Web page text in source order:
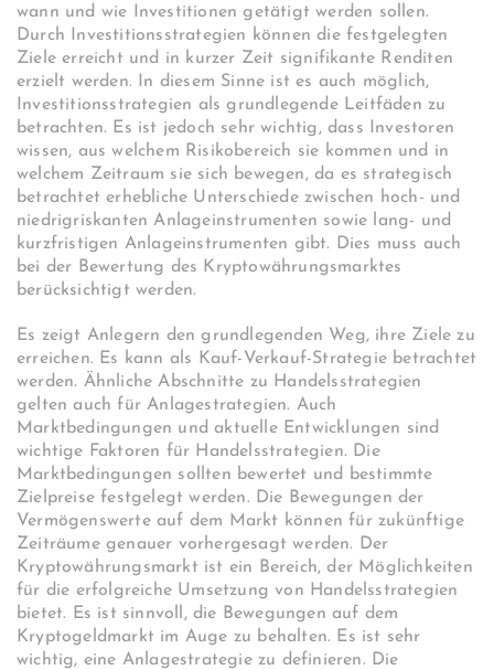
wann und wie Investitionen getätigt werden sollen.
Durch Investitionsstrategien können die festgelegten
Ziele erreicht und in kurzer Zeit signifikante Renditen
erzielt werden. In diesem Sinne ist es auch möglich,
Investitionsstrategien als grundlegende Leitfäden zu
betrachten. Es ist jedoch sehr wichtig, dass Investoren
wissen, aus welchem Risikobereich sie kommen und in
welchem Zeitraum sie sich bewegen, da es strategisch
betrachtet erhebliche Unterschiede zwischen hoch- und
niedrigriskanten Anlageinstrumenten sowie lang- und
kurzfristigen Anlageinstrumenten gibt. Dies muss auch
bei der Bewertung des Kryptowährungsmarktes
berücksichtigt werden.
Es zeigt Anlegern den grundlegenden Weg, ihre Ziele zu
erreichen. Es kann als Kauf-Verkauf-Strategie betrachtet
werden. Ähnliche Abschnitte zu Handelsstrategien
gelten auch für Anlagestrategien. Auch
Marktbedingungen und aktuelle Entwicklungen sind
wichtige Faktoren für Handelsstrategien. Die
Marktbedingungen sollten bewertet und bestimmte
Zielpreise festgelegt werden. Die Bewegungen der
Vermögenswerte auf dem Markt können für zukünftige
Zeiträume genauer vorhergesagt werden. Der
Kryptowährungsmarkt ist ein Bereich, der Möglichkeiten
für die erfolgreiche Umsetzung von Handelsstrategien
bietet. Es ist sinnvoll, die Bewegungen auf dem
Kryptogeldmarkt im Auge zu behalten. Es ist sehr
wichtig, eine Anlagestrategie zu definieren. Die